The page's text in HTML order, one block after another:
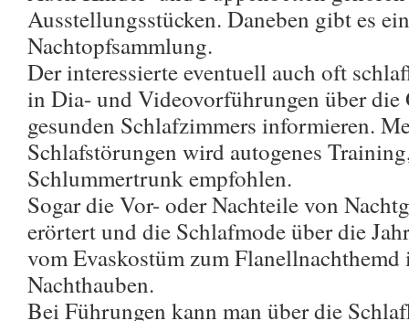
Ausstellungsstücken. Daneben gibt es
Nachtopfsammlung.
Der interessierte eventuell auch oft
in Dia- und Videovorführungen über die
gesunden Schlafzimmers informieren.
Schlafstörungen wird autogenes
Schlummertrunk empfohlen.
Sogar die Vor- oder Nachteile von
erörtert und die Schlafmode über die
vom Evaskostüm zum
Nachthauben.
Bei Führungen kann man über die